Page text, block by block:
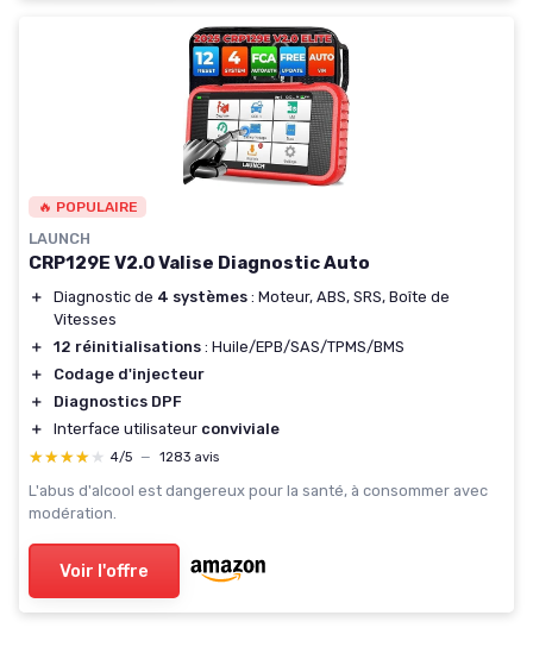
🔥 POPULAIRE
LAUNCH
CRP129E V2.0 Valise Diagnostic Auto
＋ Diagnostic de 4 systèmes : Moteur, ABS, SRS, Boîte de
Vitesses
＋
12 réinitialisations : Huile/EPB/SAS/TPMS/BMS
＋
Codage d'injecteur
＋
Diagnostics DPF
＋
Interface utilisateur conviviale
★★★★★
★★★★★ 4/5 — 1283 avis
L'abus d'alcool est dangereux pour la santé, à consommer avec
modération.
Voir l'offre